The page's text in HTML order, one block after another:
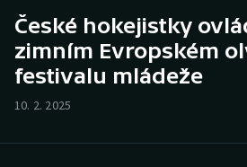
Hokej
České hokejistky
zimním Evropském
festivalu mládeže
10. 2. 2025